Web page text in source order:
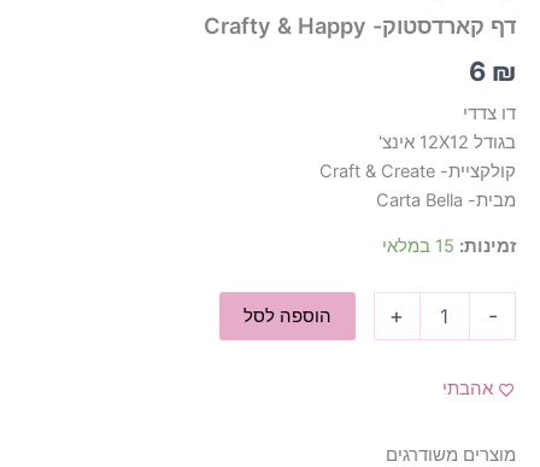
דף קארדסטוק- Crafty & Happy
6 ₪
דו צדדי
בגודל 12X12 אינצ'
קולקציית- Craft & Create
מבית- Carta Bella
זמינות: 15 במלאי
-
+ הוספה לסל
אהבתי
מוצרים משודרגים